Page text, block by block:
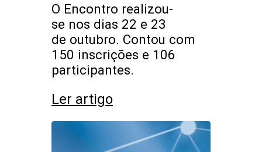
O Encontro realizou-
se nos dias 22 e 23
de outubro. Contou com
150 inscrições e 106
participantes.
Ler artigo